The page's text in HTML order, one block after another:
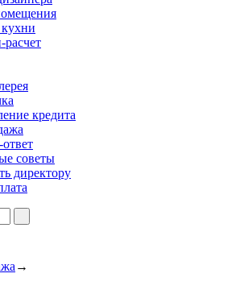
кредита
советы
директору
→